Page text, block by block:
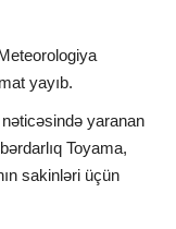
yayıb.
yaranan
Toyama,
sakinləri üçün